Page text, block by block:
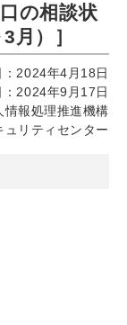
の相談状
月）］
：2024年4月18日
2024年9月17日
情報処理推進機構
ュリティセンター